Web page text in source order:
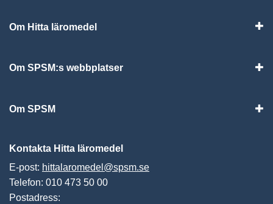
Om Hitta läromedel
Om SPSM:s webbplatser
Om SPSM
Kontakta Hitta läromedel
E-post: hittalaromedel@spsm.se
Telefon: 010 473 50 00
Postadress: